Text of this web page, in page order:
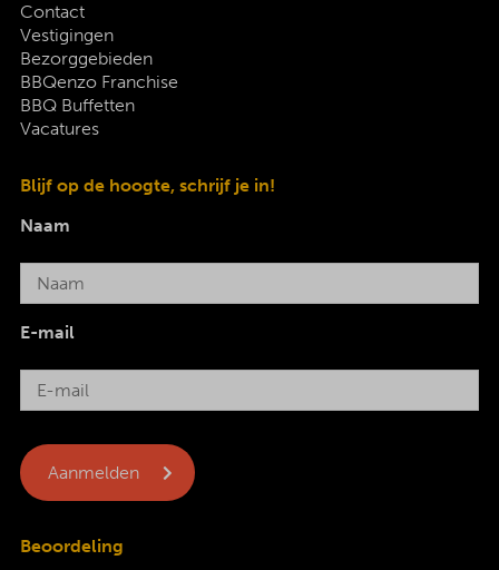
Contact
Vestigingen
Bezorggebieden
BBQenzo Franchise
BBQ Buffetten
Vacatures
Blijf op de hoogte, schrijf je in!
Naam
E-mail
Beoordeling